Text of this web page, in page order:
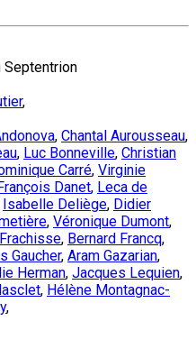
Septentrion
,
, Chantal Aurousseau,
, Luc Bonneville, Christian
Carré, Virginie
François Danet, Leca de
Isabelle Deliège, Didier
, Véronique Dumont,
, Bernard Francq,
Gaucher, Aram Gazarian,
Herman, Jacques Lequien,
, Hélène Montagnac-
,